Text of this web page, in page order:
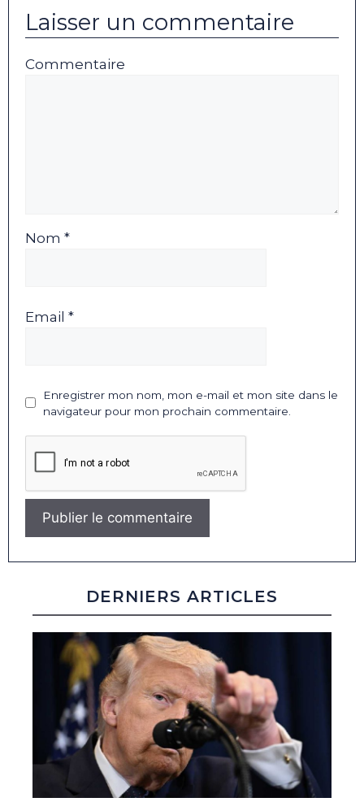
Laisser un commentaire
Commentaire
Nom *
Email *
Enregistrer mon nom, mon e-mail et mon site dans le
navigateur pour mon prochain commentaire.
DERNIERS ARTICLES